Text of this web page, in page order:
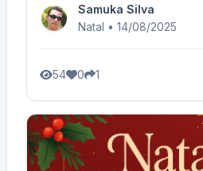
Samuka Silva
Natal • 14/08/2025
54 0 1